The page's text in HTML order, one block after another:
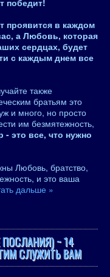
победит!
проявится в каждом
а Любовь, которая
сердцах, будет
с каждым днем ​​все
также
братьям это
и много, но просто
им безмятежность,
это все, что нужно
Любовь, братство,
и это ваша
дальше »
~ 14
СЛУЖИТЬ ВАМ